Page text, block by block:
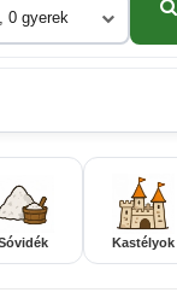
0 gyerek
Kastélyok